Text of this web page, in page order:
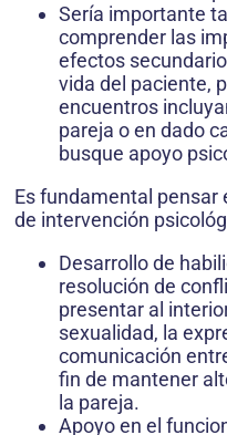
Sería importante
comprender las
efectos
vida del paciente,
encuentros
pareja o en dado
busque apoyo
Es fundamental pensar
de intervención
Desarrollo de
resolución de
presentar al
sexualidad, la
comunicación
fin de mantener
la pareja.
Apoyo en el